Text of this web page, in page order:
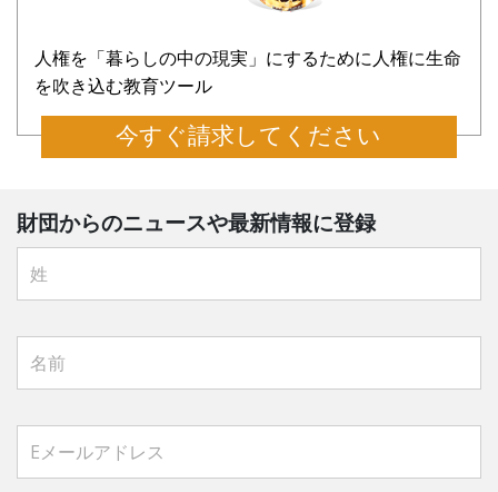
人権を「暮らしの中の現実」にするために人権に生命
を吹き込む教育ツール
今すぐ請求してください
財団からのニュースや最新情報に登録